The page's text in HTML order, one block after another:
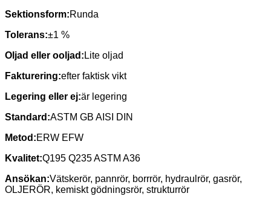
Sektionsform:Runda
Tolerans:±1 %
Oljad eller ooljad: Lite oljad
Fakturering:efter faktisk vikt
Legering eller ej:är legering
Standard:ASTM GB AISI DIN
Metod:ERW EFW
Kvalitet:Q195 Q235 ASTM A36
Ansökan:Vätskerör, pannrör, borrrör, hydraulrör, gasrör,
OLJERÖR, kemiskt gödningsrör, strukturrör